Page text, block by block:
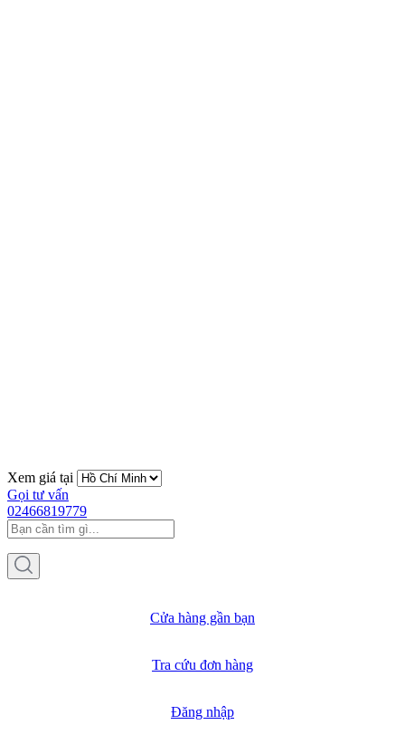
Xem giá tại
Gọi tư vấn
02466819779
Cửa hàng gần bạn
Tra cứu đơn hàng
Đăng nhập